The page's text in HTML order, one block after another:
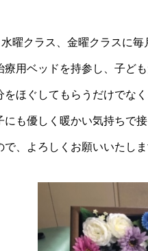
曜クラス、金曜クラスに毎
用ベッドを持参し、子ど
をほぐしてもらうだけでな
にも優しく暖かい気持ちで
、よろしくお願いいたしま